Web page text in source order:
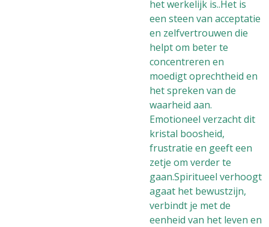
het werkelijk is..Het is
een steen van acceptatie
en zelfvertrouwen die
helpt om beter te
concentreren en
moedigt oprechtheid en
het spreken van de
waarheid aan.
Emotioneel verzacht dit
kristal boosheid,
frustratie en geeft een
zetje om verder te
gaan.Spiritueel verhoogt
agaat het bewustzijn,
verbindt je met de
eenheid van het leven en